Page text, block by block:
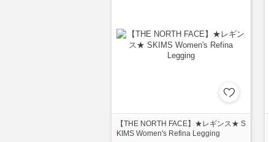
【THE NORTH FACE】★レギンス★ S
KIMS Women's Refina Legging